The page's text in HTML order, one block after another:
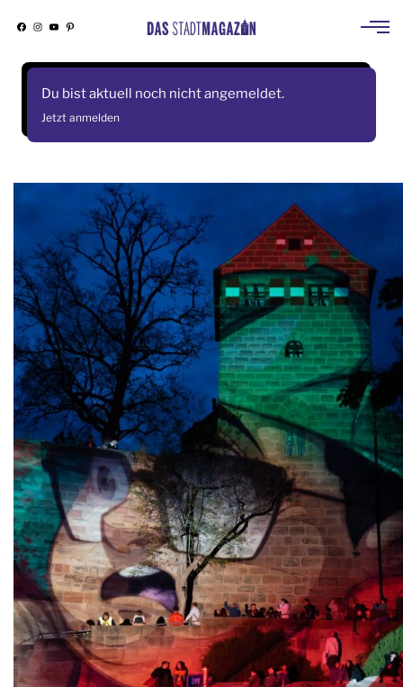
Skip
Facebook
Instagram
YouTube
Pinterest
Du bist aktuell noch nicht angemeldet.
Jetzt anmelden